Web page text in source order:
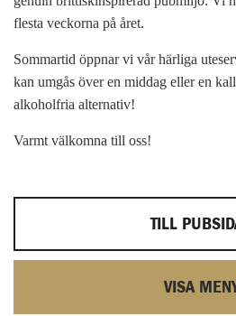
flesta veckorna på året.
Sommartid öppnar vi vår härliga
kan umgås över en middag eller en
alkoholfria alternativ!
Varmt välkomna till oss!
TILL
VISA